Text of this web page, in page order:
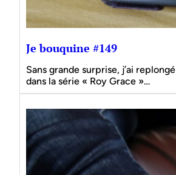
Je bouquine #149
Sans grande surprise, j’ai replongé
dans la série « Roy Grace »…